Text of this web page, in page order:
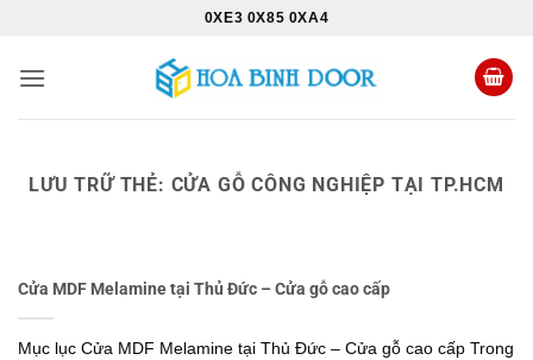
nội
0XE3 0X85 0XA4
LƯU TRỮ THẺ: CỬA GỖ CÔNG NGHIỆP TẠI TP.HCM
Cửa MDF Melamine tại Thủ Đức – Cửa gỗ cao cấp
Mục lục Cửa MDF Melamine tại Thủ Đức – Cửa gỗ cao cấp Trong